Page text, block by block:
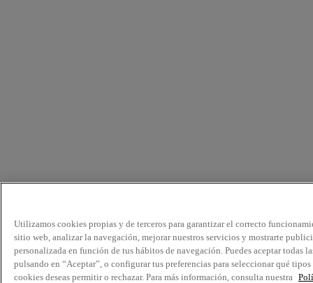
Utilizamos cookies propias y de terceros para garantizar el correcto
sitio web, analizar la navegación, mejorar nuestros servicios y mostrarte
personalizada en función de tus hábitos de navegación. Puedes aceptar todas
pulsando en “Aceptar”, o configurar tus preferencias para seleccionar qué tipos
cookies deseas permitir o rechazar. Para más información, consulta nuestra